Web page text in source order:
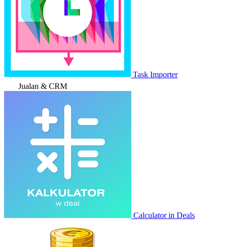
Task Importer
Jualan & CRM
Calculator in Deals